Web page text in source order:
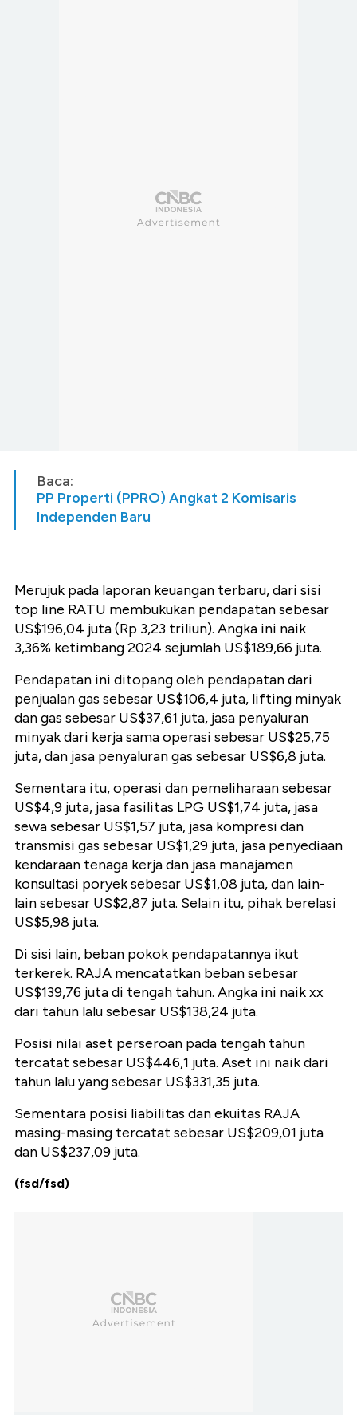
Baca:
PP Properti (PPRO) Angkat 2 Komisaris
Independen Baru
Merujuk pada laporan keuangan terbaru, dari sisi
top line RATU membukukan pendapatan sebesar
US$196,04 juta (Rp 3,23 triliun). Angka ini naik
3,36% ketimbang 2024 sejumlah US$189,66 juta.
Pendapatan ini ditopang oleh pendapatan dari
penjualan gas sebesar US$106,4 juta, lifting minyak
dan gas sebesar US$37,61 juta, jasa penyaluran
minyak dari kerja sama operasi sebesar US$25,75
juta, dan jasa penyaluran gas sebesar US$6,8 juta.
Sementara itu, operasi dan pemeliharaan sebesar
US$4,9 juta, jasa fasilitas LPG US$1,74 juta, jasa
sewa sebesar US$1,57 juta, jasa kompresi dan
transmisi gas sebesar US$1,29 juta, jasa penyediaan
kendaraan tenaga kerja dan jasa manajamen
konsultasi poryek sebesar US$1,08 juta, dan lain-
lain sebesar US$2,87 juta. Selain itu, pihak berelasi
US$5,98 juta.
Di sisi lain, beban pokok pendapatannya ikut
terkerek. RAJA mencatatkan beban sebesar
US$139,76 juta di tengah tahun. Angka ini naik xx
dari tahun lalu sebesar US$138,24 juta.
Posisi nilai aset perseroan pada tengah tahun
tercatat sebesar US$446,1 juta. Aset ini naik dari
tahun lalu yang sebesar US$331,35 juta.
Sementara posisi liabilitas dan ekuitas RAJA
masing-masing tercatat sebesar US$209,01 juta
dan US$237,09 juta.
(fsd/fsd)